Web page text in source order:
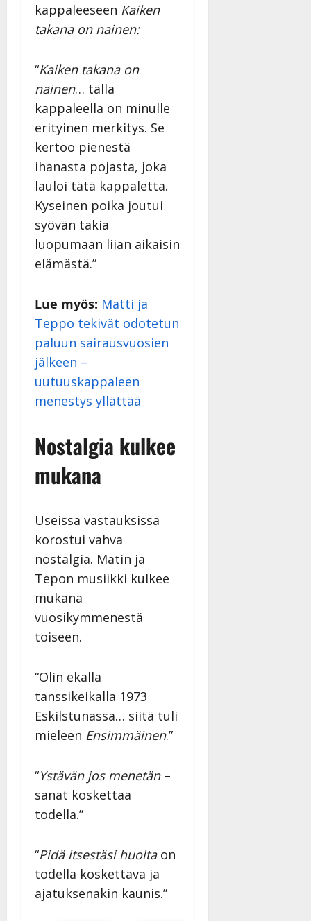
kappaleeseen Kaiken
takana on nainen:
“Kaiken takana on
nainen… tällä
kappaleella on minulle
erityinen merkitys. Se
kertoo pienestä
ihanasta pojasta, joka
lauloi tätä kappaletta.
Kyseinen poika joutui
syövän takia
luopumaan liian aikaisin
elämästä.”
Lue myös: Matti ja
Teppo tekivät odotetun
paluun sairausvuosien
jälkeen –
uutuuskappaleen
menestys yllättää
Nostalgia kulkee
mukana
Useissa vastauksissa
korostui vahva
nostalgia. Matin ja
Tepon musiikki kulkee
mukana
vuosikymmenestä
toiseen.
“Olin ekalla
tanssikeikalla 1973
Eskilstunassa… siitä tuli
mieleen Ensimmäinen.”
“Ystävän jos menetän–
sanat koskettaa
todella.”
“Pidä itsestäsi huoltaon
todella koskettava ja
ajatuksenakin kaunis.”